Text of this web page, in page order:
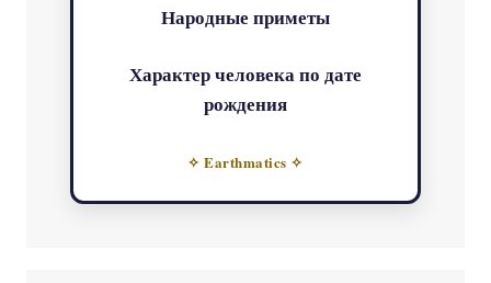
Народные приметы
Характер человека по дате
рождения
✧ Earthmatics ✧